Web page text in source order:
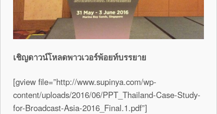
เชิญดาวน์โหลดพาวเวอร์พ้อยท์บรรยาย
[gview file=”http://www.supinya.com/wp-
content/uploads/2016/06/PPT_Thailand-Case-Study-
for-Broadcast-Asia-2016_Final.1.pdf”]